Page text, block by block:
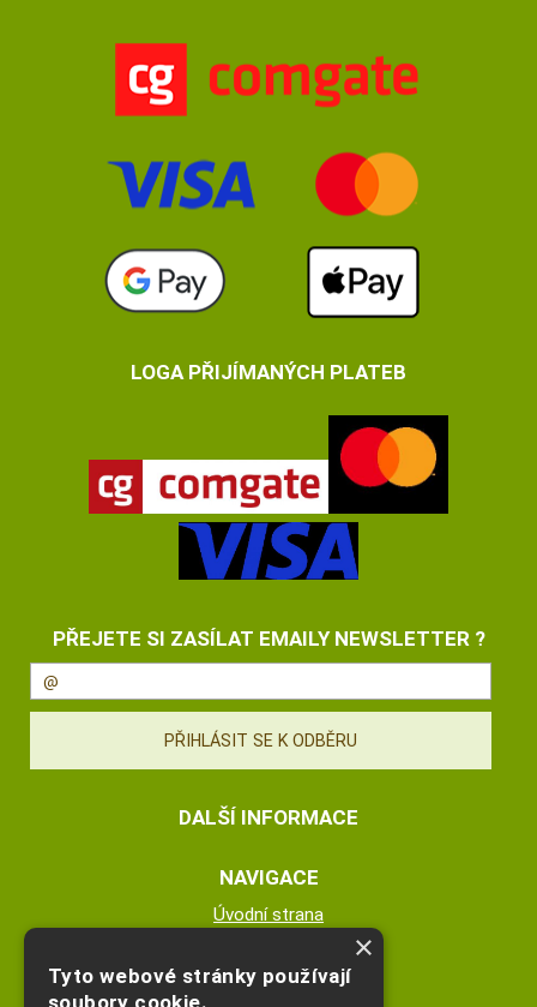
LOGA PŘIJÍMANÝCH PLATEB
PŘEJETE SI ZASÍLAT EMAILY NEWSLETTER ?
DALŠÍ INFORMACE
NAVIGACE
Úvodní strana
Nákupní košík
Obchodní podmínky
×
Tyto webové stránky používají
soubory cookie.